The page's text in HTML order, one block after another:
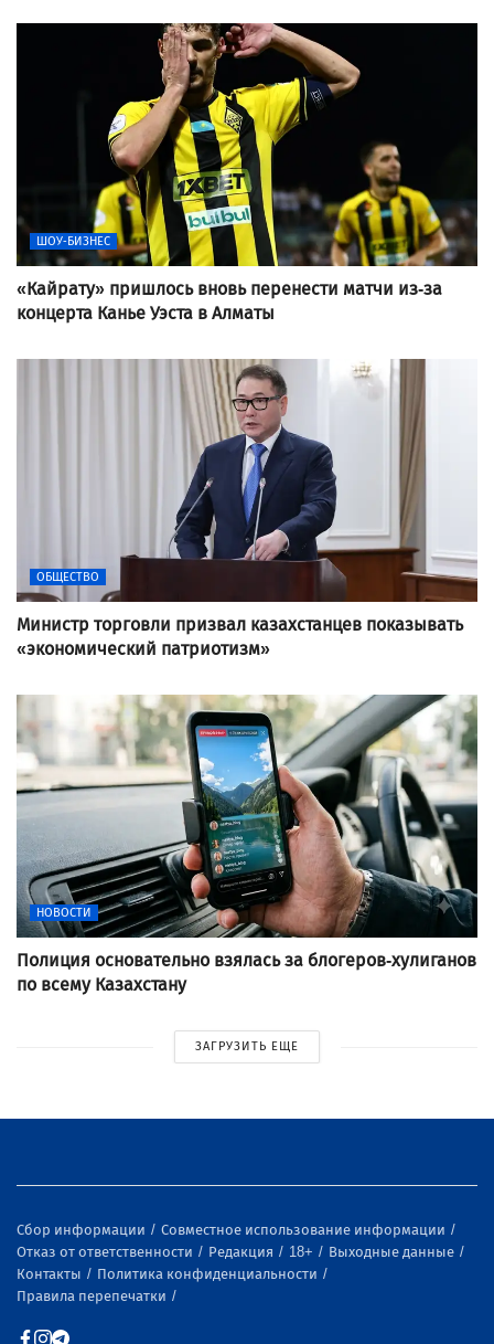
ШОУ-БИЗНЕС
«Кайрату» пришлось вновь перенести матчи из-за
концерта Канье Уэста в Алматы
ОБЩЕСТВО
Министр торговли призвал казахстанцев показывать
«экономический патриотизм»
НОВОСТИ
Полиция основательно взялась за блогеров-хулиганов
по всему Казахстану
ЗАГРУЗИТЬ ЕЩЕ
Сбор информации
Совместное использование информации
Отказ от ответственности
Редакция 18+
Выходные данные
Контакты
Политика конфиденциальности
Правила перепечатки